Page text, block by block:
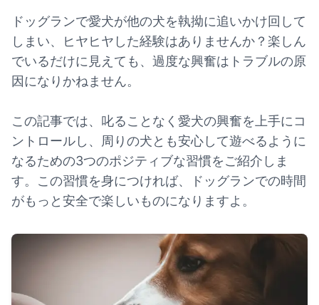
ドッグランで愛犬が他の犬を執拗に追いかけ回して
しまい、ヒヤヒヤした経験はありませんか？楽しん
でいるだけに見えても、過度な興奮はトラブルの原
因になりかねません。
この記事では、叱ることなく愛犬の興奮を上手にコ
ントロールし、周りの犬とも安心して遊べるように
なるための3つのポジティブな習慣をご紹介しま
す。この習慣を身につければ、ドッグランでの時間
がもっと安全で楽しいものになりますよ。